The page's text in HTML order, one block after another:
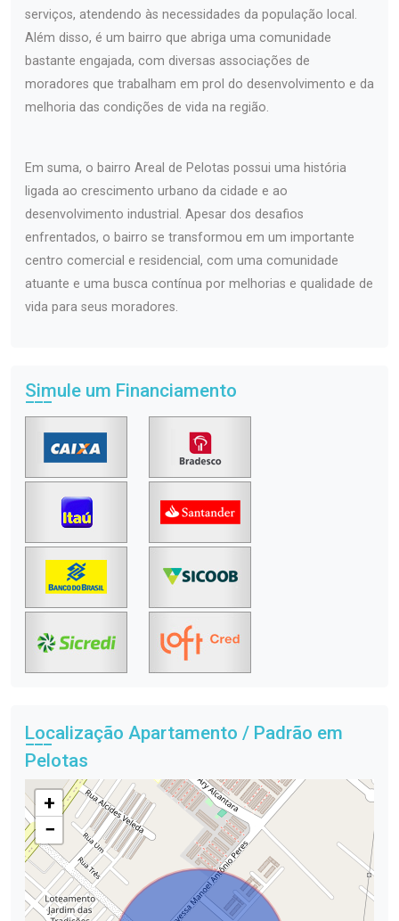
serviços, atendendo às necessidades da população local.
Além disso, é um bairro que abriga uma comunidade
bastante engajada, com diversas associações de
moradores que trabalham em prol do desenvolvimento e da
melhoria das condições de vida na região.
Em suma, o bairro Areal de Pelotas possui uma história
ligada ao crescimento urbano da cidade e ao
desenvolvimento industrial. Apesar dos desafios
enfrentados, o bairro se transformou em um importante
centro comercial e residencial, com uma comunidade
atuante e uma busca contínua por melhorias e qualidade de
vida para seus moradores.
Simule um Financiamento
Localização Apartamento / Padrão em
Pelotas
+
−